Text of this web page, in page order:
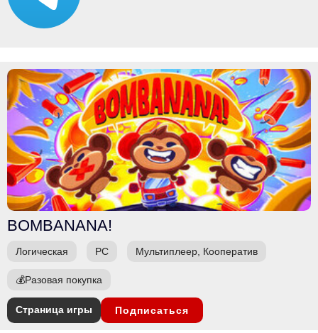
BOMBANANA!
Логическая PC Мультиплеер, Кооператив
💰Разовая покупка
Страница игры Подписаться